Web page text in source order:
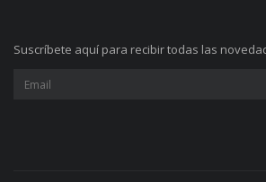
Suscríbete aquí para recibir todas las